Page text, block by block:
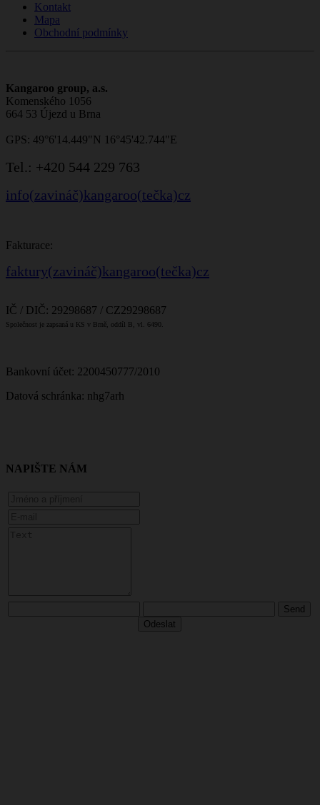
Kontakt
Mapa
Obchodní podmínky
Kangaroo group, a.s.
Komenského 1056
664 53 Újezd u Brna
GPS: 49°6'14.449"N 16°45'42.744"E
Tel.: +420 544 229 763
info(zavináč)kangaroo(tečka)cz
Fakturace:
faktury(zavináč)kangaroo(tečka)cz
IČ / DIČ: 29298687 / CZ29298687
Společnost je zapsaná u KS v Brně, oddíl B, vl. 6490.
Bankovní účet: 2200450777/2010
Datová schránka: nhg7arh
NAPIŠTE NÁM